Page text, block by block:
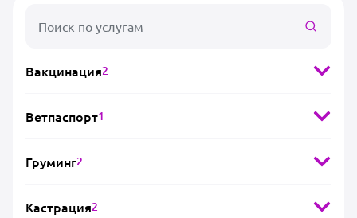
подход к лечению каждого питомца. Для клиентов
Вакцинация2
Ветпаспорт1
Груминг2
Кастрация2